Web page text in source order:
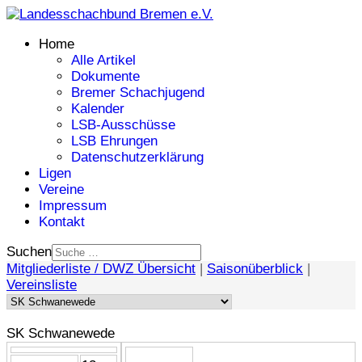
Home
Alle Artikel
Dokumente
Bremer Schachjugend
Kalender
LSB-Ausschüsse
LSB Ehrungen
Datenschutzerklärung
Ligen
Vereine
Impressum
Kontakt
Suchen
Mitgliederliste / DWZ Übersicht | Saisonüberblick |
Vereinsliste
SK Schwanewede